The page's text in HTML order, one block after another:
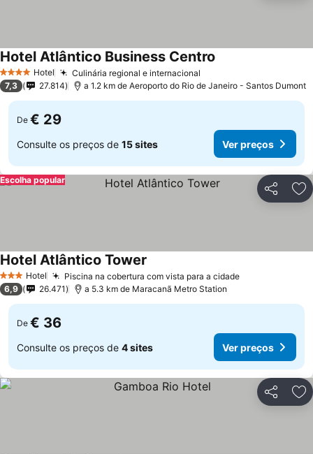
4 EstrelasHotel Culinária regional e internacional
Hotel Atlântico Business Centro
7,3 27.814 a 1.2 km de Aeroporto do Rio de Janeiro - Santos Dumont
De € 29
Consulte os preços de 15 sites Ver preços
Partilhar
Escolha popular
3 EstrelasHotel Piscina na cobertura com vista para a cidade
Hotel Atlântico Tower
6,9 26.471 a 5.3 km de Maracanã Metro Station
De € 36
Consulte os preços de 4 sites Ver preços
Partilhar